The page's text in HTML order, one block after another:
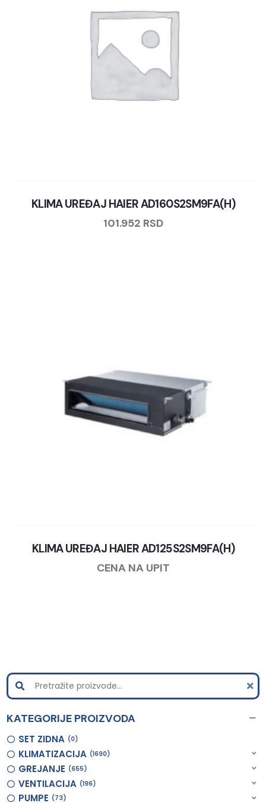
KLIMA UREĐAJ HAIER AD160S2SM9FA(H)
101.952 RSD
KLIMA UREĐAJ HAIER AD125S2SM9FA(H)
CENA NA UPIT
KATEGORIJE PROIZVODA
SET ZIDNA 0
KLIMATIZACIJA 1690
GREJANJE 655
VENTILACIJA 196
PUMPE 73